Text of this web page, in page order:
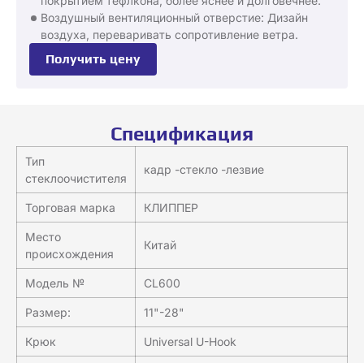
Воздушный вентиляционный отверстие: Дизайн
воздуха, переваривать сопротивление ветра.
Получить цену
Спецификация
Тип
стеклоочистителя
кадр -стекло -лезвие
Торговая марка КЛИППЕР
Место
происхождения
Китай
Модель № CL600
Размер: 11"-28"
Крюк Universal U-Hook